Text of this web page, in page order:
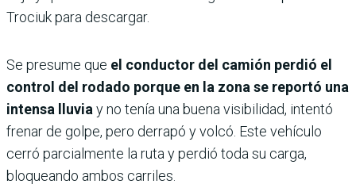
Trociuk para descargar.
Se presume que el conductor del camión perdió el
control del rodado porque en la zona se reportó una
intensa lluviay no tenía una buena visibilidad, intentó
frenar de golpe, pero derrapó y volcó. Este vehículo
cerró parcialmente la ruta y perdió toda su carga,
bloqueando ambos carriles.